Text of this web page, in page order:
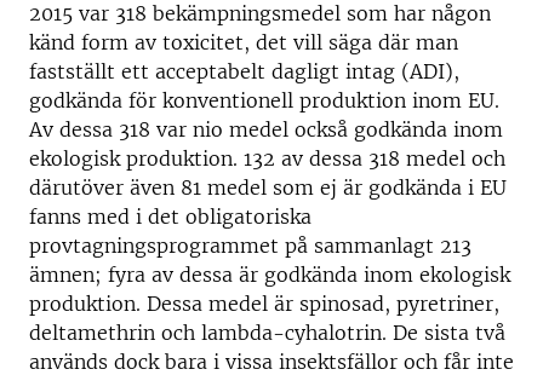
2015 var 318 bekämpningsmedel som har någon
känd form av toxicitet, det vill säga där man
fastställt ett acceptabelt dagligt intag (ADI),
godkända för konventionell produktion inom EU.
Av dessa 318 var nio medel också godkända inom
ekologisk produktion. 132 av dessa 318 medel och
därutöver även 81 medel som ej är godkända i EU
fanns med i det obligatoriska
provtagningsprogrammet på sammanlagt 213
ämnen; fyra av dessa är godkända inom ekologisk
produktion. Dessa medel är spinosad, pyretriner,
deltamethrin och lambda-cyhalotrin. De sista två
används dock bara i vissa insektsfällor och får inte